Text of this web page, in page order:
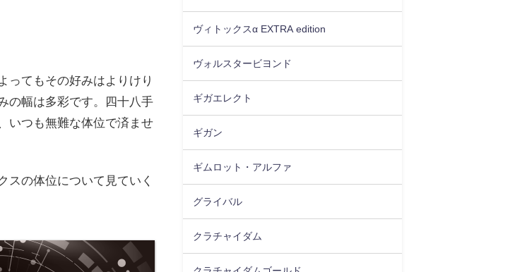
ってもその好みはよりけり
の幅は多彩です。四十八手
いつも無難な体位で済ませ
スの体位について見ていく
ヴィトックスα EXTRA edition
ヴォルスタービヨンド
ギガエレクト
ギガン
ギムロット・アルファ
グライバル
クラチャイダム